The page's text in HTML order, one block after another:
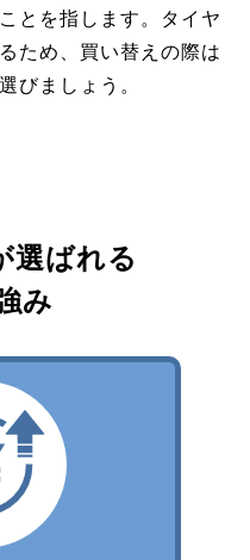
とを指します。タイヤ
ため、買い替えの際は
びましょう。
選ばれる
み